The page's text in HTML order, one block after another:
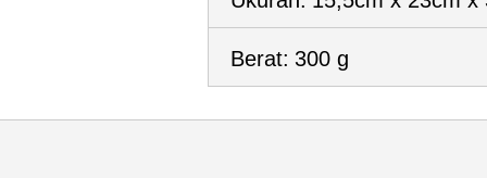
Berat: 300 g